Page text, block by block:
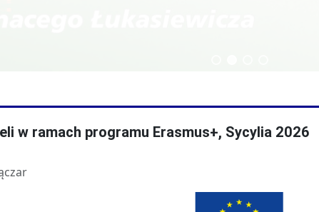
w ramach programu Erasmus+, Sycylia 2026